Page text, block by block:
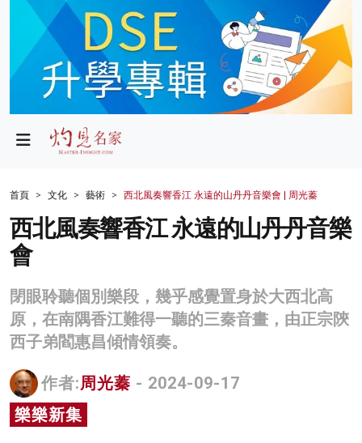
政局
財經
生活
健康
商業
科技
影片
名家榜
灼見活動
首頁 文化 藝術 西北風奏響香江 永遠的山丹丹音樂會 | 周光蓁
西北風奏響香江 永遠的山丹丹音樂
會
閉眼聆聽個別樂段，幾乎感覺置身於大西北高
原，在南隅香江難得一聽的三秦音畫，由正宗陝
西子弟閻惠昌傾情領奏。
作者:周光蓁 - 2024-09-17
樂樂新集